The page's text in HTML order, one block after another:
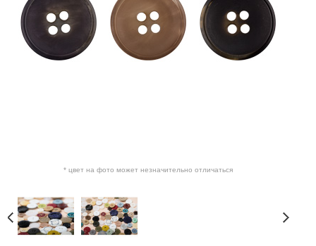
* цвет на фото может незначительно отличаться